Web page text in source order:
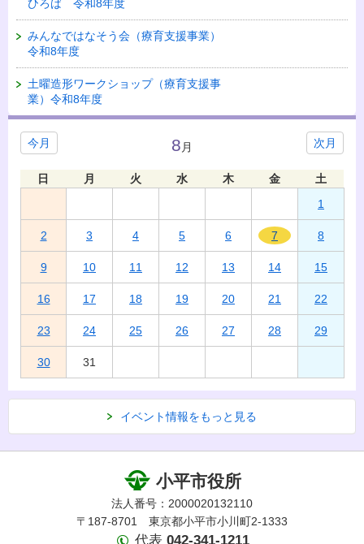
ひろば 令和8年度
みんなではなそう会（療育支援事業）
令和8年度
土曜造形ワークショップ（療育支援事
業）令和8年度
今月 次月
8 月
日 月 火 水 木 金
土
1
2 3 4 5 6 7 8
9 10 11 12 13 14 15
16 17 18 19 20 21 22
23 24 25 26 27 28 29
30 31
イベント情報をもっと見る
小平市役所
法人番号：2000020132110
〒187-8701 東京都小平市小川町2-1333
代表 042-341-1211